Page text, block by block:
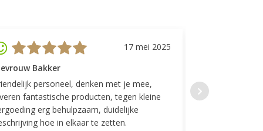
17 mei 2025
Bakker
personeel, denken met je mee,
fantastische producten, tegen kleine
erg behulpzaam, duidelijke
hoe in elkaar te zetten.
Top geregeld!
indelingen die